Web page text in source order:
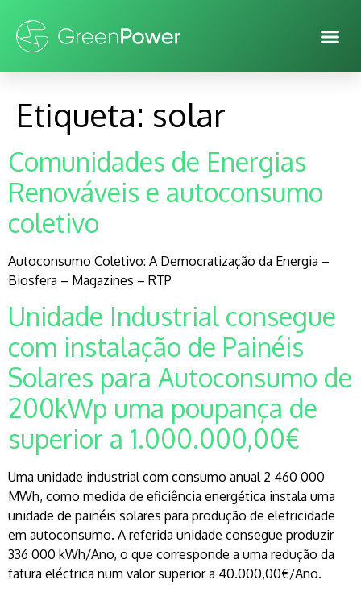
Etiqueta: solar
Comunidades de Energias
Renováveis e autoconsumo
coletivo
Autoconsumo Coletivo: A Democratização da Energia –
Biosfera – Magazines – RTP
Unidade Industrial consegue
com instalação de Painéis
Solares para Autoconsumo de
200kWp uma poupança de
superior a 1.000.000,00€
Uma unidade industrial com consumo anual 2 460 000
MWh, como medida de eficiência energética instala uma
unidade de painéis solares para produção de eletricidade
em autoconsumo. A referida unidade consegue produzir
336 000 kWh/Ano, o que corresponde a uma redução da
fatura eléctrica num valor superior a 40.000,00€/Ano.